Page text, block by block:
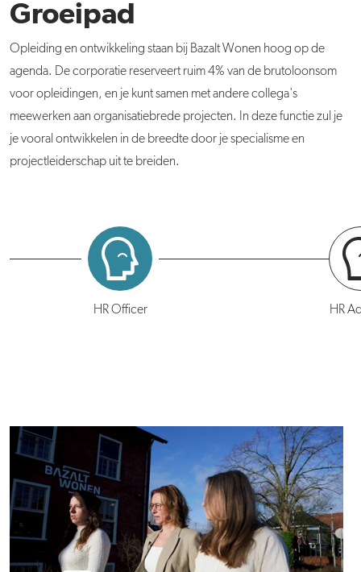
Groeipad
Opleiding en ontwikkeling staan bij Bazalt Wonen hoog op de
agenda. De corporatie reserveert ruim 4% van de brutoloonsom
voor opleidingen, en je kunt samen met andere collega's
meewerken aan organisatiebrede projecten. In deze functie zul je
je vooral ontwikkelen in de breedte door je specialisme en
projectleiderschap uit te breiden.
HR Officer HR